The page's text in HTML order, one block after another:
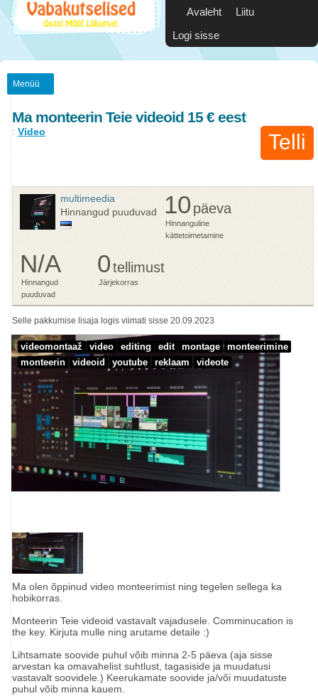
Avaleht
Liitu
Logi sisse
Menüü
Ma monteerin Teie videoid 15 € eest
Telli
: Video
multimeedia
Hinnangud puuduvad
10 päeva
Hinnanguline
kättetoimetamine
N/A
Hinnangud
puuduvad
0tellimust
Järjekorras
Selle pakkumise lisaja logis viimati sisse 20.09.2023
videomontaaž video editing edit montage
monteerimine
monteerin
videoid youtube reklaam videote
Ma olen õppinud video monteerimist ning tegelen sellega ka
hobikorras.
Monteerin Teie videoid vastavalt vajadusele. Comminucation is
the key. Kirjuta mulle ning arutame detaile :)
Lihtsamate soovide puhul võib minna 2-5 päeva (aja sisse
arvestan ka omavahelist suhtlust, tagasiside ja muudatusi
vastavalt soovidele.) Keerukamate soovide ja/või muudatuste
puhul võib minna kauem.